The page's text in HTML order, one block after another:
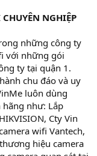
NGHIỆP
những công ty
với những gói
ty tại quận 1.
chu đáo và uy
luôn dùng
hãng như: Lắp
Cty Vin
wifi Vantech,
hiệu camera